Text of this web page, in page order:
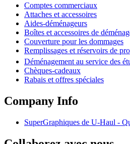
Comptes commerciaux
Attaches et accessoires
Aides-déménageurs
Boîtes et accessoires de
Couverture pour les dommages
Remplissages et réservoirs de
Déménagement au service des
Chèques-cadeaux
Rabais et offres spéciales
Company Info
SuperGraphiques de U-Haul -